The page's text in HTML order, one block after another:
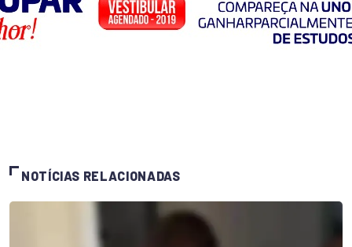
NOTÍCIAS RELACIONADAS